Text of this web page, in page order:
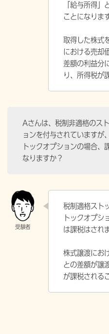
「給与所得」
ことになります
取得した株式
における売却
差額の利益分
り、所得税が
Aさんは、税制非適格のス
ョンを付与されていますが
トックオプションの場合、
なりますか？
税制適格スト
トックオプシ
は課税はされ
株式譲渡にお
との差額が譲
が課税される